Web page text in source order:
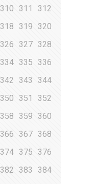
310 311
312
318 319
320
326 327 328
334 335
336
342 343
344
350 351
352
358 359 360
366 367 368
374 375 376
382 383
384